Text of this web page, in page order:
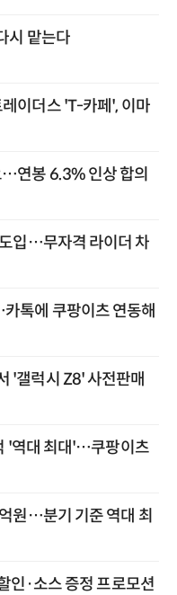
시 맡는다
이더스 'T-카페', 이마
연봉 6.3% 인상 합의
입…무자격 라이더 차
톡에 쿠팡이츠 연동해
'갤럭시 Z8' 사전판매
'역대 최대'…쿠팡이츠
원…분기 기준 역대 최
인·소스 증정 프로모션